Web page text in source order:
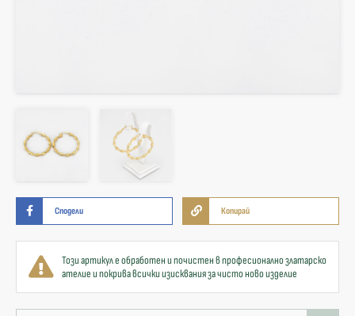
Сподели Копирай
Този артикул е обработен и почистен в професионално златарско
ателие и покрива всички изисквания за чисто ново изделие